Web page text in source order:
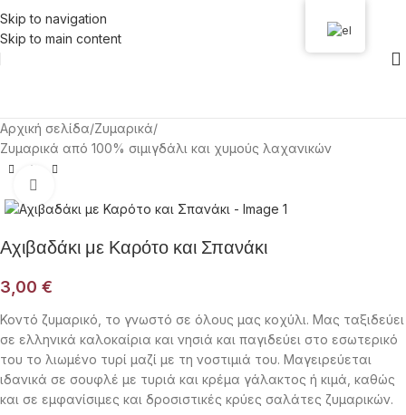
Skip to navigation
Skip to main content
Αρχική σελίδα/Ζυμαρικά/
Ζυμαρικά από 100% σιμιγδάλι και χυμούς λαχανικών
Αχιβαδάκι με Καρότο και Σπανάκι
3,00 €
Κοντό ζυμαρικό, το γνωστό σε όλους μας κοχύλι. Μας ταξιδεύει
σε ελληνικά καλοκαίρια και νησιά και παγιδεύει στο εσωτερικό
του το λιωμένο τυρί μαζί με τη νοστιμιά του. Μαγειρεύεται
ιδανικά σε σουφλέ με τυριά και κρέμα γάλακτος ή κιμά, καθώς
και σε εμφανίσιμες και δροσιστικές κρύες σαλάτες ζυμαρικών.